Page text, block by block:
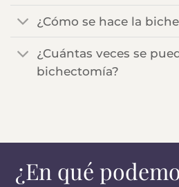
¿Cómo se hace la
¿Cuántas veces se
bichectomía?
¿En qué